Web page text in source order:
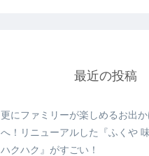
最近の投稿
更にファミリーが楽しめるお出か
へ！リニューアルした『ふくや
ハクハク』がすごい！